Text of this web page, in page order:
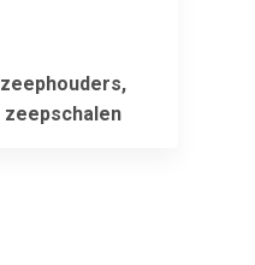
zeephouders,
zeepschalen